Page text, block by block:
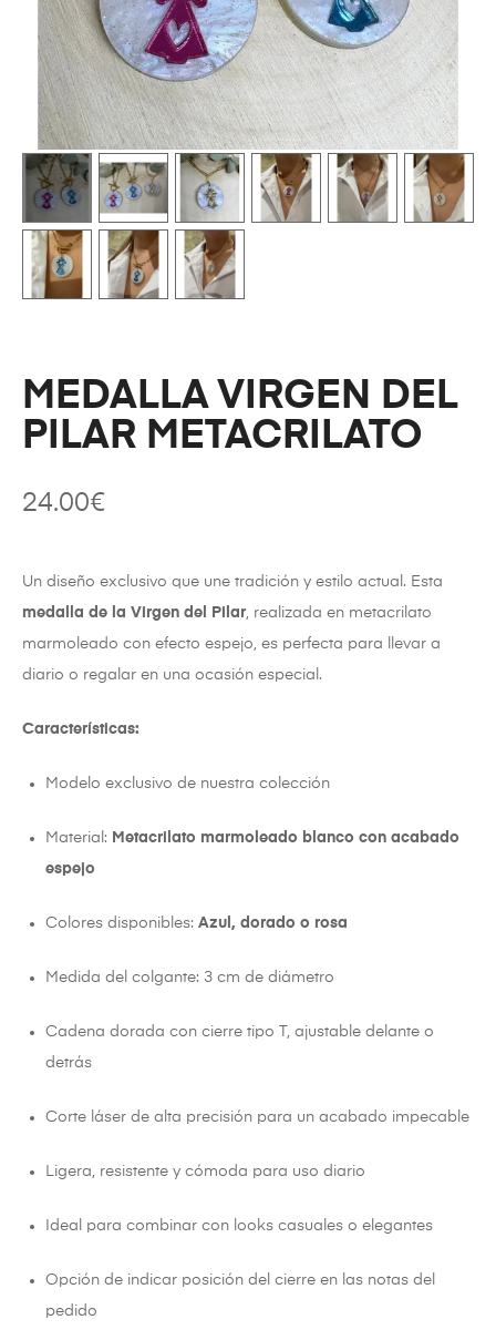
MEDALLA VIRGEN DEL
PILAR METACRILATO
24.00€
Un diseño exclusivo que une tradición y estilo actual. Esta
medalla de la Virgen del Pilar, realizada en metacrilato
marmoleado con efecto espejo, es perfecta para llevar a
diario o regalar en una ocasión especial.
Características:
Modelo exclusivo de nuestra colección
Material: Metacrilato marmoleado blanco con acabado
espejo
Colores disponibles: Azul, dorado o rosa
Medida del colgante: 3 cm de diámetro
Cadena dorada con cierre tipo T, ajustable delante o
detrás
Corte láser de alta precisión para un acabado impecable
Ligera, resistente y cómoda para uso diario
Ideal para combinar con looks casuales o elegantes
Opción de indicar posición del cierre en las notas del
pedido